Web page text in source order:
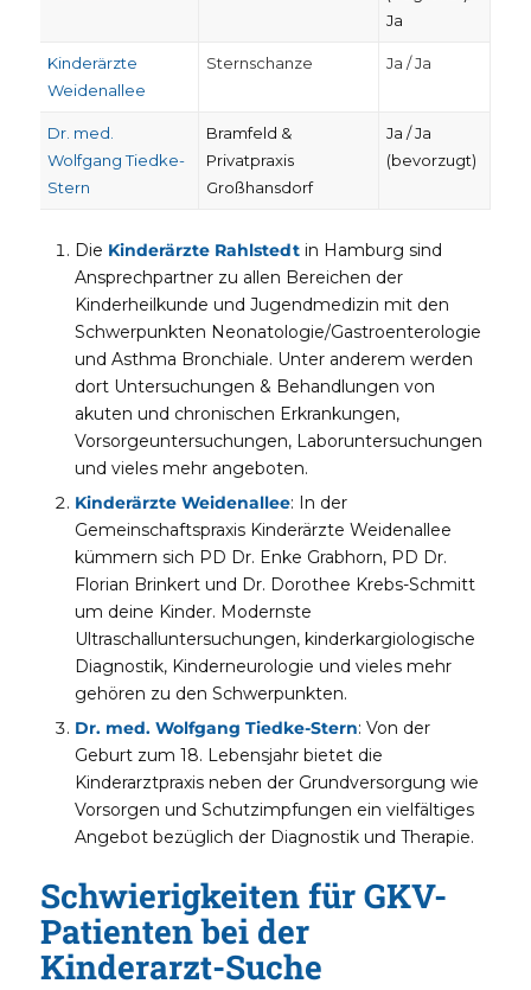
Ja
Kinderärzte
Weidenallee
Sternschanze Ja / Ja
Dr. med.
Wolfgang Tiedke-
Stern
Bramfeld &
Privatpraxis
Großhansdorf
Ja / Ja
(bevorzugt)
Die Kinderärzte Rahlstedtin Hamburg sind
Ansprechpartner zu allen Bereichen der
Kinderheilkunde und Jugendmedizin mit den
Schwerpunkten Neonatologie/Gastroenterologie
und Asthma Bronchiale. Unter anderem werden
dort Untersuchungen & Behandlungen von
akuten und chronischen Erkrankungen,
Vorsorgeuntersuchungen, Laboruntersuchungen
und vieles mehr angeboten.
Kinderärzte Weidenallee: In der
Gemeinschaftspraxis Kinderärzte Weidenallee
kümmern sich PD Dr. Enke Grabhorn, PD Dr.
Florian Brinkert und Dr. Dorothee Krebs-Schmitt
um deine Kinder. Modernste
Ultraschalluntersuchungen, kinderkargiologische
Diagnostik, Kinderneurologie und vieles mehr
gehören zu den Schwerpunkten.
Dr. med. Wolfgang Tiedke-Stern: Von der
Geburt zum 18. Lebensjahr bietet die
Kinderarztpraxis neben der Grundversorgung wie
Vorsorgen und Schutzimpfungen ein vielfältiges
Angebot bezüglich der Diagnostik und Therapie.
Schwierigkeiten für GKV-
Patienten bei der
Kinderarzt-Suche